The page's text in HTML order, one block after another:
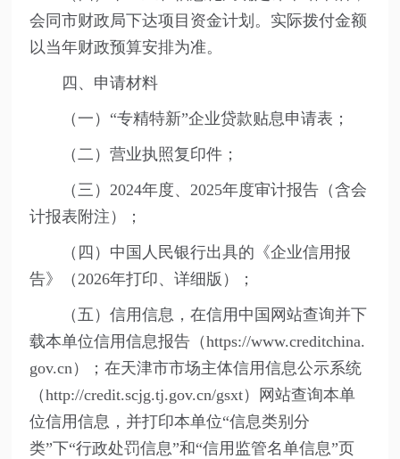
会同市财政局下达项目资金计划。实际拨付金额
以当年财政预算安排为准。
四、申请材料
（一）“专精特新”企业贷款贴息申请表；
（二）营业执照复印件；
（三）2024年度、2025年度审计报告（含会
计报表附注）；
（四）中国人民银行出具的《企业信用报
告》（2026年打印、详细版）；
（五）信用信息，在信用中国网站查询并下
载本单位信用信息报告（https://www.creditchina.
gov.cn）；在天津市市场主体信用信息公示系统
（http://credit.scjg.tj.gov.cn/gsxt）网站查询本单
位信用信息，并打印本单位“信息类别分
类”下“行政处罚信息”和“信用监管名单信息”页